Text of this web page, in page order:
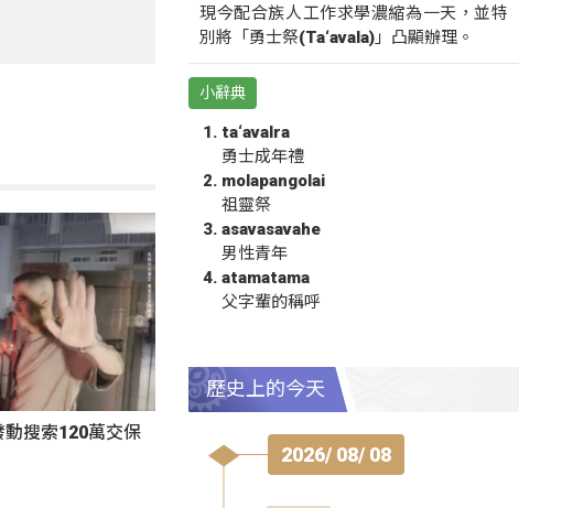
搜索120萬交保
現今配合族人工作求學濃縮為一天，並特
別將「勇士祭(Ta‘avala)」凸顯辦理。
小辭典
ta‘avalra
勇士成年禮
molapangolai
祖靈祭
asavasavahe
男性青年
atamatama
父字輩的稱呼
歷史上的今天
2026/ 08/ 08